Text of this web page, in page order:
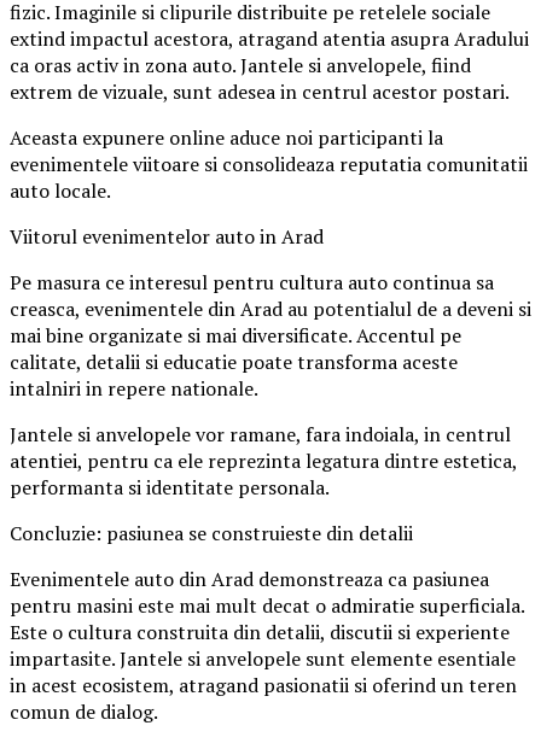
fizic. Imaginile si clipurile distribuite pe retelele sociale
extind impactul acestora, atragand atentia asupra Aradului
ca oras activ in zona auto. Jantele si anvelopele, fiind
extrem de vizuale, sunt adesea in centrul acestor postari.
Aceasta expunere online aduce noi participanti la
evenimentele viitoare si consolideaza reputatia comunitatii
auto locale.
Viitorul evenimentelor auto in Arad
Pe masura ce interesul pentru cultura auto continua sa
creasca, evenimentele din Arad au potentialul de a deveni si
mai bine organizate si mai diversificate. Accentul pe
calitate, detalii si educatie poate transforma aceste
intalniri in repere nationale.
Jantele si anvelopele vor ramane, fara indoiala, in centrul
atentiei, pentru ca ele reprezinta legatura dintre estetica,
performanta si identitate personala.
Concluzie: pasiunea se construieste din detalii
Evenimentele auto din Arad demonstreaza ca pasiunea
pentru masini este mai mult decat o admiratie superficiala.
Este o cultura construita din detalii, discutii si experiente
impartasite. Jantele si anvelopele sunt elemente esentiale
in acest ecosistem, atragand pasionatii si oferind un teren
comun de dialog.